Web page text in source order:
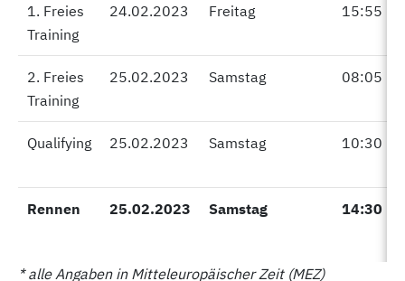
1. Freies
Training
24.02.2023 Freitag 15:55
2. Freies
Training
25.02.2023 Samstag 08:05
Qualifying 25.02.2023 Samstag 10:30
Rennen 25.02.2023 Samstag 14:30
1. Freies
Training
2. Freies
Training
Qualifying
Rennen
* alle Angaben in Mitteleuropäischer Zeit (MEZ)